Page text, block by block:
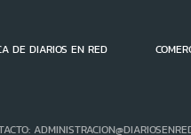
DE DIARIOS EN RED